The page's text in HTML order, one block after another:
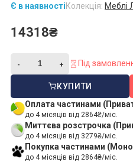
Є в наявностіКолекція: Меблі
14318₴
Під
КУПИТИ
Оплата частинами
до 4 місяців від 2864₴/міс.
Миттєва розстрочка
до 4 місяців від 3279₴/міс.
Покупка частинами
до 4 місяців від 2864₴/міс.